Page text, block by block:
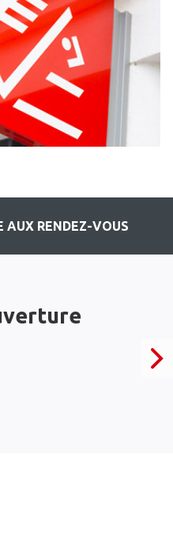
AUX RENDEZ-VOUS